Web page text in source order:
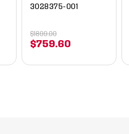
3028375-001
$759 60
$1899.00